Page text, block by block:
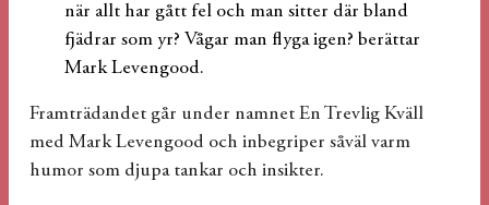
när allt har gått fel och man sitter där bland
fjädrar som yr? Vågar man flyga igen? berättar
Mark Levengood.
Framträdandet går under namnet En Trevlig Kväll
med Mark Levengood och inbegriper såväl varm
humor som djupa tankar och insikter.